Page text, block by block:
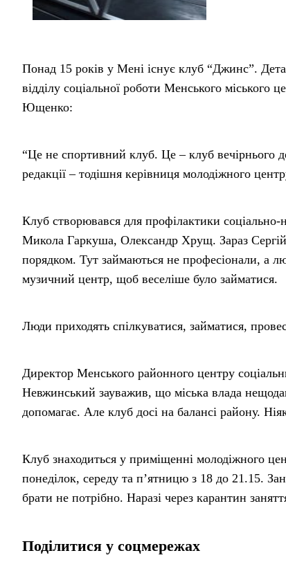
Понад 15 років у Мені існує клуб “Джинс”.
відділу соціальної роботи Менського міського
Ющенко:
“Це не спортивний клуб. Це – клуб вечірнього
редакції – тодішня керівниця молодіжного
Клуб створювався для профілактики
Микола Гаркуша, Олександр Хрущ. Зараз Сергій
порядком. Тут займаються не професіонали, а
музичний центр, щоб веселіше було займатися.
Люди приходять спілкуватися, займатися,
Директор Менського районного центру
Невжинський зауважив, що міська влада
допомагає. Але клуб досі на балансі району.
Клуб знаходиться у приміщенні молодіжного
понеділок, середу та п’ятницю з 18 до 21.15.
брати не потрібно. Наразі через карантин
Поділитися у соцмережах